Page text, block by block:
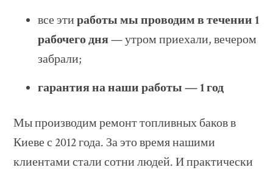
все этиработы мы проводим в течении 1
рабочего дня— утром приехали, вечером
забрали;
гарантия на наши работы — 1 год
Мы производим ремонт топливных баков в
Киеве с 2012 года. За это время нашими
клиентами стали сотни людей. И практически